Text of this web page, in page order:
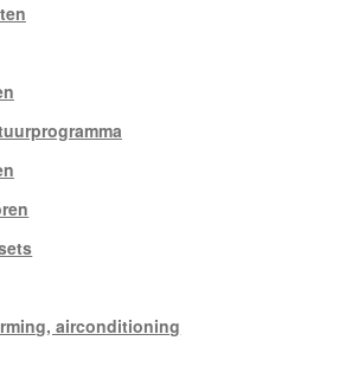
airconditioning